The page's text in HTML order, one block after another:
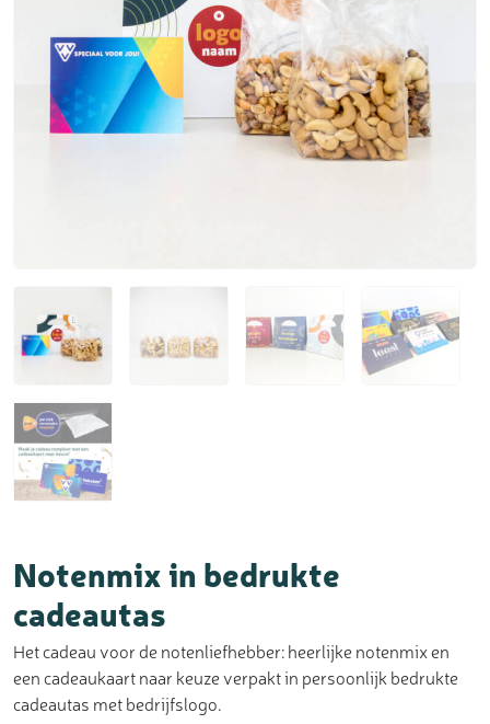
Notenmix in bedrukte
cadeautas
Het cadeau voor de notenliefhebber: heerlijke notenmix en
een cadeaukaart naar keuze verpakt in persoonlijk bedrukte
cadeautas met bedrijfslogo.